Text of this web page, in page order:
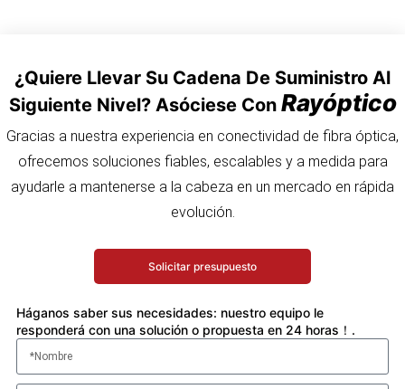
¿Quiere Llevar Su Cadena De Suministro Al
Siguiente Nivel? Asóciese Con Rayóptico
Gracias a nuestra experiencia en conectividad de fibra óptica,
ofrecemos soluciones fiables, escalables y a medida para
ayudarle a mantenerse a la cabeza en un mercado en rápida
evolución.
Solicitar presupuesto
Háganos saber sus necesidades: nuestro equipo le
responderá con una solución o propuesta en 24 horas！.